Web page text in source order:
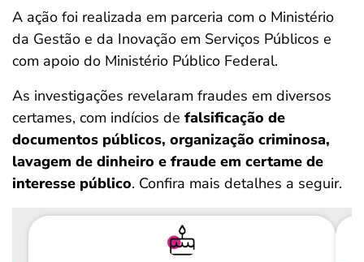
A ação foi realizada em parceria com o Ministério
da Gestão e da Inovação em Serviços Públicos e
com apoio do Ministério Público Federal.
As investigações revelaram fraudes em diversos
certames, com indícios de falsificação de
documentos públicos, organização criminosa,
lavagem de dinheiro e fraude em certame de
interesse público. Confira mais detalhes a seguir.